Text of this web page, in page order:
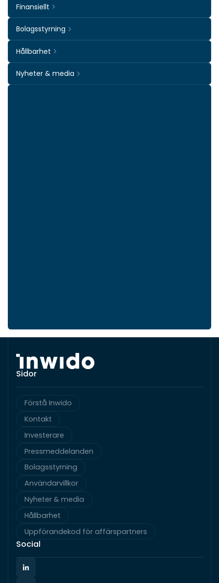
Finansiellt
Bolagsstyrning
Hållbarhet
Nyheter & media
Sidor
Förstå Inwido
Kontakt
Investerare
Pressmeddelanden
Bolagsstyrning
Användarvillkor
Nyheter & media
Hållbarhet
Uppförandekod för affärspartners
Social